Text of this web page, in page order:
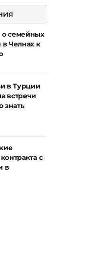
семейных
Челнах к
в Турции
встречи
знать
с
в